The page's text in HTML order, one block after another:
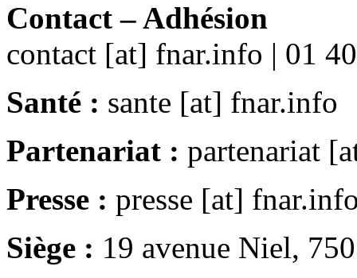
Contact – Adhésion
contact [at] fnar.info | 01
Santé : sante [at] fnar.info
Partenariat : partenariat
Presse : presse [at]
Siège : 19 avenue Niel,